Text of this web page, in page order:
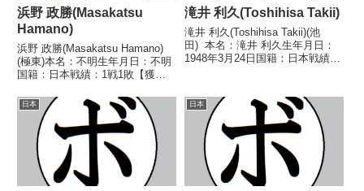
浜野 政勝(Masakatsu
Hamano)
浜野 政勝(Masakatsu Hamano)
(極東)本名：不明生年月日：不明
国籍：日本戦績：1戦1敗【獲得
1955/07/22 ●4R判定 (採点不
明) 鈴木 盛(笹崎)【補足情
報】・戦績/戦歴は判明済みのも
ののみ記...
滝井 利久(Toshihisa Takii)
滝井 利久(Toshihisa Takii)(池
田) 本名：滝井 利久生年月日：
1948年3月24日国籍：日本戦績：
判定 (採点不明) 天草 四郎(ヤジ
マ)1...
日本 日本